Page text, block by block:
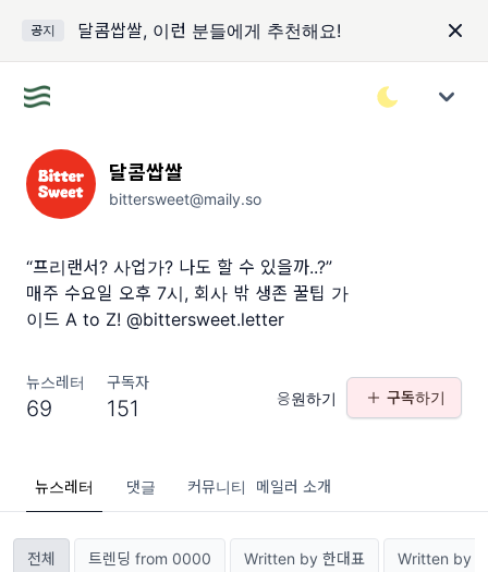
공지 달콤쌉쌀, 이런 분들에게 추천해요!
달콤쌉쌀
bittersweet@maily.so
“프리랜서? 사업가? 나도 할 수 있을까..?”
매주 수요일 오후 7시, 회사 밖 생존 꿀팁 가
이드 A to Z! @bittersweet.letter
뉴스레터
69
구독자
151 응원하기 구독하기
뉴스레터 댓글 커뮤니티 메일러 소개
전체 트렌딩 from 0000 Written by 한대표 Written by